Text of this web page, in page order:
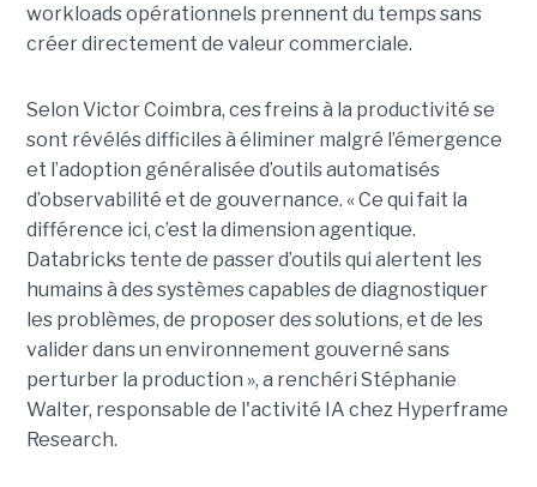
workloads opérationnels prennent du temps sans
créer directement de valeur commerciale.
Selon Victor Coimbra, ces freins à la productivité se
sont révélés difficiles à éliminer malgré l’émergence
et l’adoption généralisée d’outils automatisés
d’observabilité et de gouvernance. « Ce qui fait la
différence ici, c’est la dimension agentique.
Databricks tente de passer d’outils qui alertent les
humains à des systèmes capables de diagnostiquer
les problèmes, de proposer des solutions, et de les
valider dans un environnement gouverné sans
perturber la production », a renchéri Stéphanie
Walter, responsable de l'activité IA chez Hyperframe
Research.